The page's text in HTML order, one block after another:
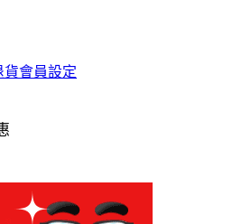
貨會員設定